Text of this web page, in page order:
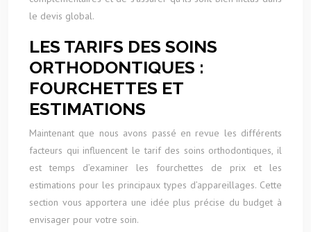
le devis global.
LES TARIFS DES SOINS
ORTHODONTIQUES :
FOURCHETTES ET
ESTIMATIONS
Maintenant que nous avons passé en revue les différents
facteurs qui influencent le tarif des soins orthodontiques, il
est temps d’examiner les fourchettes de prix et les
estimations pour les principaux types d’appareillages. Cette
section vous apportera une idée plus précise du budget à
envisager pour votre soin.